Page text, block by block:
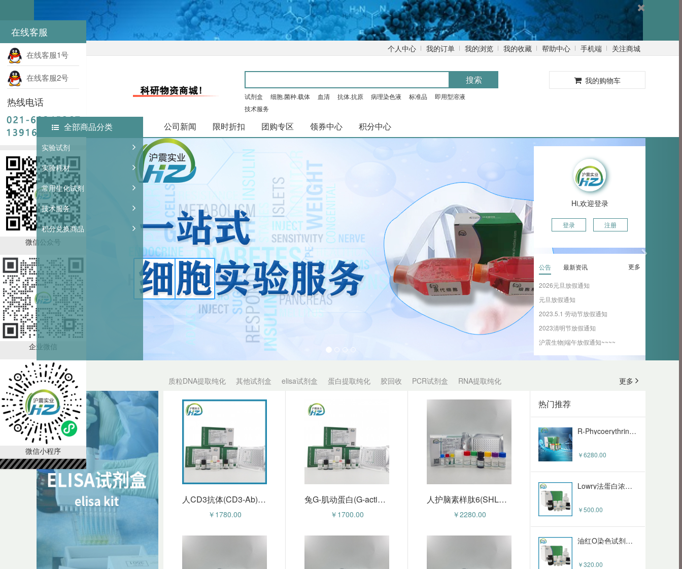
在线客服
在线客服1号
在线客服2号
热线电话
微信公众号
企业微信
微信小程序
个人中心 我的订单 我的浏览 我的收藏 帮助中心 手机端 关注商城
搜索
试剂盒 细胞.菌种.载体 血清 抗体.抗原 病理染色液 标准品
即用型溶液
技术服务
我的购物车
全部商品分类
实验试剂
实验耗材
常用生化试剂
技术服务
积分兑换商品
公司新闻 限时折扣 团购专区 领券中心 积分中心
Hi,欢迎登录
登录 注册
公告 最新资讯 更多
2026元旦放假通知
元旦放假通知
2023.5.1 劳动节放假通知
2023清明节放假通知
沪震生物|端午放假通知~~~~
试剂盒 质粒DNA提取纯化 其他试剂盒 elisa试剂盒 蛋白提取纯化 胶回收 PCR试剂盒 RNA提取纯化 更多
人CD3抗体(CD3-Ab)ELISA试剂盒 HZE58010h
￥1780.00
兔G-肌动蛋白(G-actin)ELISA试剂盒 HZE5148ra
￥1700.00
人护脑素样肽6(SHLP6)ELISA试剂盒 HZE57972h
￥2280.00
热门推荐
Lowry法蛋白浓度测定试剂盒 HZ0030
￥500.00
￥299.00
葡萄糖摄取荧光检测试剂盒(2-NBDG) HZ-0561S
￥380.00
￥900.00
丙酮酸（PA）含量检测试剂盒 HZ2205-96S
R-Phycoerythrin Conjugation Kit
￥6280.00
Lowry法蛋白浓度测定试剂盒 HZ0030
￥500.00
油红O染色试剂盒(细胞专用) HZ0205
￥320.00
￥150.00
￥150.00
￥150.00